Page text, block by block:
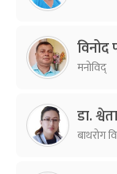
विनोद
मनोविद्
डा.
बाथरोग